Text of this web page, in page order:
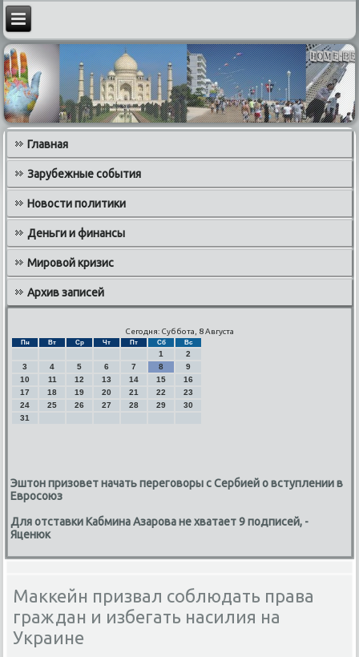
Главная
Зарубежные события
Новости политики
Деньги и финансы
Мировой кризис
Архив записей
Сегодня: Суббота, 8 Августа
Пн Вт Ср Чт Пт Сб Вс
1
2
3
4 5 6 7 8
9
10
11 12 13 14 15
16
17
18 19 20 21 22
23
24
25 26 27 28 29
30
31
Эштон призовет начать переговоры с Сербией о вступлении в
Евросоюз
Для отставки Кабмина Азарова не хватает 9 подписей, -
Яценюк
Маккейн призвал соблюдать права
граждан и избегать насилия на
Украине